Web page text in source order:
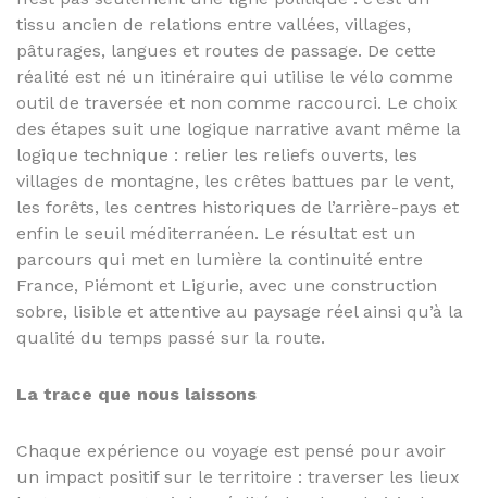
tissu ancien de relations entre vallées, villages,
pâturages, langues et routes de passage. De cette
réalité est né un itinéraire qui utilise le vélo comme
outil de traversée et non comme raccourci. Le choix
des étapes suit une logique narrative avant même la
logique technique : relier les reliefs ouverts, les
villages de montagne, les crêtes battues par le vent,
les forêts, les centres historiques de l’arrière-pays et
enfin le seuil méditerranéen. Le résultat est un
parcours qui met en lumière la continuité entre
France, Piémont et Ligurie, avec une construction
sobre, lisible et attentive au paysage réel ainsi qu’à la
qualité du temps passé sur la route.
La trace que nous laissons
Chaque expérience ou voyage est pensé pour avoir
un impact positif sur le territoire : traverser les lieux